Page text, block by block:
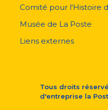
Comité pour l'Histoire
Musée de La Poste
Liens externes
Tous droits
d'entreprise la